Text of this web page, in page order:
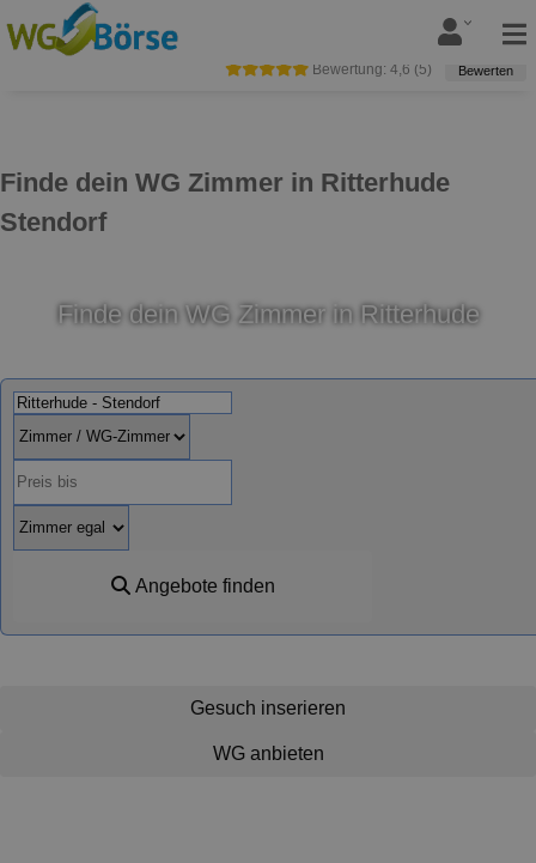
Finde dein WG Zimmer in Ritterhude
Stendorf
Bewertung: 4,6 (5) Bewerten
Finde dein WG Zimmer in Ritterhude
Angebote finden
Gesuch inserieren
WG anbieten